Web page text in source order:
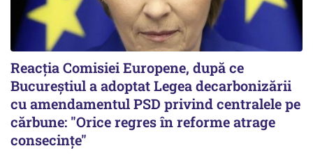
Reacția Comisiei Europene, după ce
Bucureștiul a adoptat Legea decarbonizării
cu amendamentul PSD privind centralele pe
cărbune: "Orice regres în reforme atrage
consecințe"